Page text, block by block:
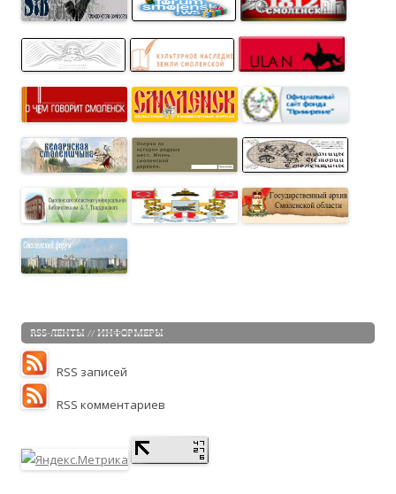
RSS-ЛЕНТЫ // ИНФОРМЕРЫ
RSS записей
RSS комментариев